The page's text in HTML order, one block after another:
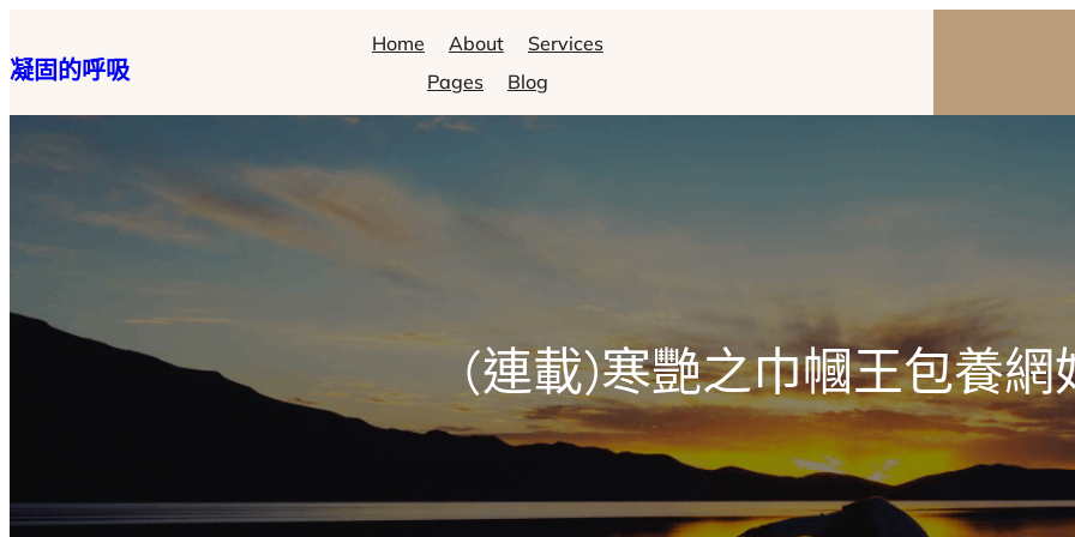
至
主
凝固的呼吸
Home About
Services
Pages
Blog
(連載)寒艷之巾幗王包養網